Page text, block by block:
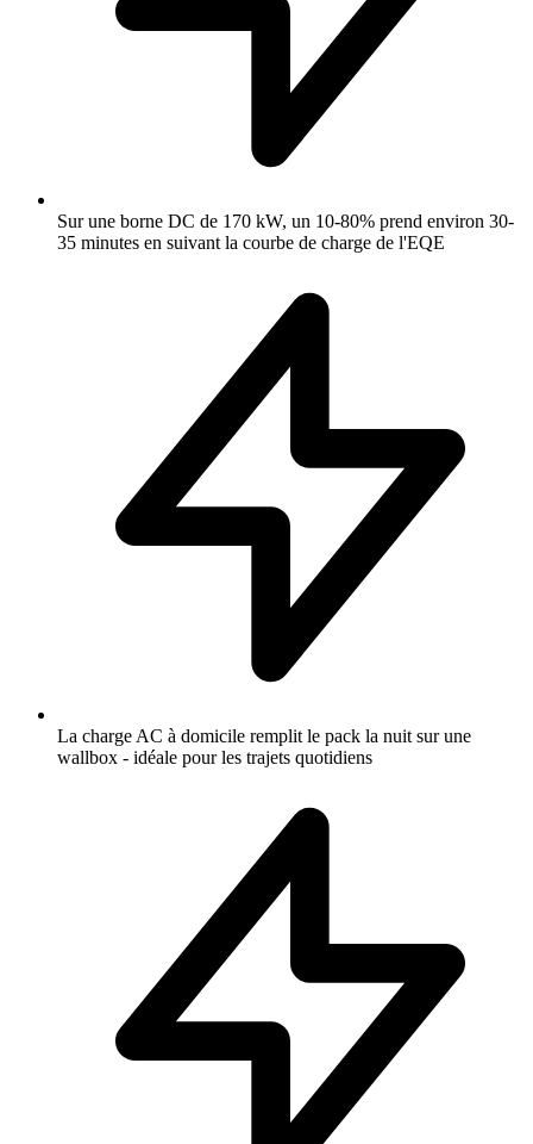
Sur une borne DC de 170 kW, un 10-80% prend environ 30-
35 minutes en suivant la courbe de charge de l'EQE
La charge AC à domicile remplit le pack la nuit sur une
wallbox - idéale pour les trajets quotidiens